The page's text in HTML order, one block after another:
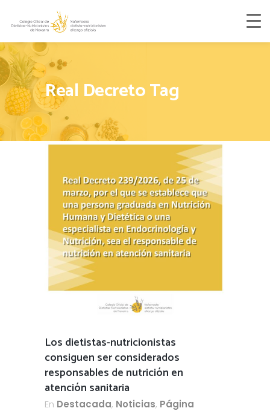
Real Decreto Tag
Los dietistas-nutricionistas
consiguen ser considerados
responsables de nutrición en
atención sanitaria
En Destacada, Noticias, Página